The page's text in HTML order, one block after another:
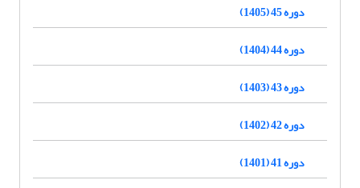
دوره 45 (1405)
دوره 44 (1404)
دوره 43 (1403)
دوره 42 (1402)
دوره 41 (1401)